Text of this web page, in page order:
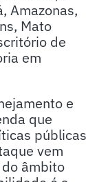
Amazonas,
Mato
de
em
e
que
públicas
vem
âmbito